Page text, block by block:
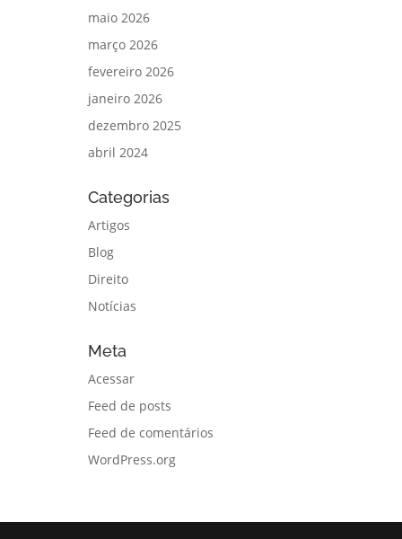
maio 2026
março 2026
fevereiro 2026
janeiro 2026
dezembro 2025
abril 2024
Categorias
Artigos
Blog
Direito
Notícias
Meta
Acessar
Feed de posts
Feed de comentários
WordPress.org